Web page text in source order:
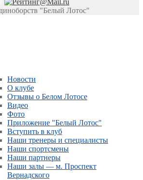
"Белый Лотос"
Новости
О клубе
Отзывы о Белом Лотосе
Видео
Фото
Приложение "Белый Лотос"
Вступить в клуб
Наши тренеры и специалисты
Наши спортсмены
Наши партнеры
Наши залы — м. Проспект
Вернадского